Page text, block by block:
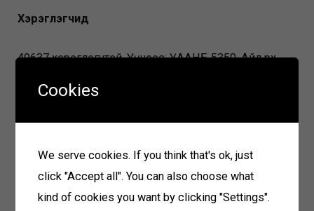
Хэрэглэгчид
49637 хэрэглэгчтэй. Үүнээс: ҮААНБ 5350, Айл өрх
Цахилгаан түгээх
Цахилгаанаар зохицуулалттай хангах
Cookies
We serve cookies. If you think that's ok, just
click "Accept all". You can also choose what
kind of cookies you want by clicking "Settings".